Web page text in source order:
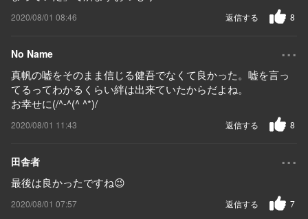
2020/08/01 08:46 8
返信する
No Name ...
真帆の嘘をそのまま信じる健吾でなくて良かった。嘘を言っ
てるってわかるくらい絆は出来ていたからだよね。
お幸せに(/^-^(^ ^*)/
2020/08/01 11:43 8
返信する
田舎者 ...
最後は良かったですね😉
2020/08/01 07:57 7
返信する